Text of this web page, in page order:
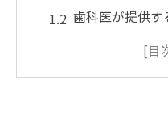
歯科医が提供